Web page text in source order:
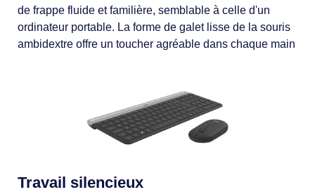
de frappe fluide et familière, semblable à celle d'un
ordinateur portable. La forme de galet lisse de la souris
ambidextre offre un toucher agréable dans chaque main
Travail silencieux